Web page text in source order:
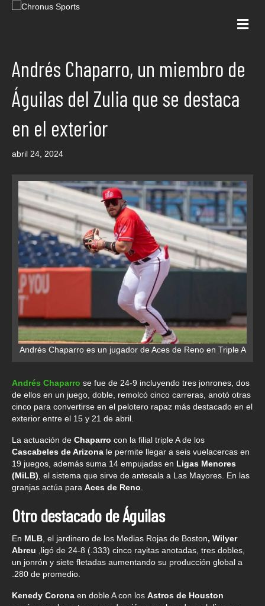
Andrés Chaparro, un miembro de
Águilas del Zulia que se destaca
en el exterior
abril 24, 2024
Andrés Chaparro es un jugador de Aces de Reno en Triple A
Andrés Chaparro se fue de 24-9 incluyendo tres jonrones, dos
de ellos en un juego, doble, remolcó cinco carreras, anotó otras
cinco para convertirse en el pelotero rapaz más destacado en el
exterior entre el 15 y 21 de abril.
La actuación de Chaparro con la filial triple A de los
Cascabeles de Arizona le permite llegar a seis vuelacercas en
19 juegos, además suma 14 empujadas en Ligas Menores
(MiLB) , el sistema que sirve de antesala a Las Mayores. En las
granjas actúa para Aces de Reno
Otro destacado de Águilas
En MLB , el jardinero de los Medias Rojas de Boston, Wilyer
Abreu ,ligó de 24-8 (.333) cinco rayitas anotadas, tres dobles,
un jonrón y siete fletadas aumentando su producción global a
.280 de promedio.
Kenedy Corona en doble A con los Astros de Houston